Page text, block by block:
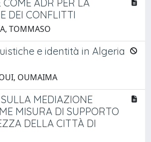
ADR PER LA
DEI CONFLITTI
TOMMASO
e identità in Algeria
OUMAIMA
MEDIAZIONE
MISURA DI SUPPORTO
DELLA CITTÀ DI